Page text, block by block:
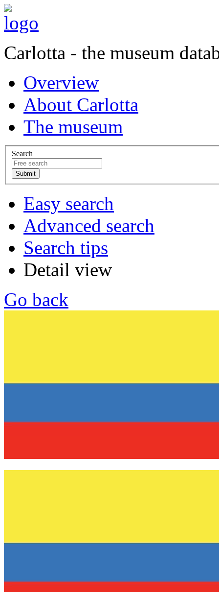
Carlotta - the museum
Overview
About Carlotta
The museum
Search
Easy search
Advanced search
Search tips
Detail view
Go back